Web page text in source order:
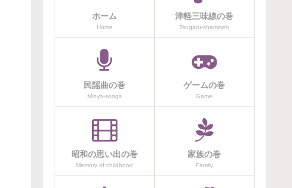
ホーム
Home
津軽三味線の巻
Tsugaru-shamisen
民謡曲の巻
Minyo-songs
ゲームの巻
Game
昭和の思い出の巻
Memory of childhood
家族の巻
Family